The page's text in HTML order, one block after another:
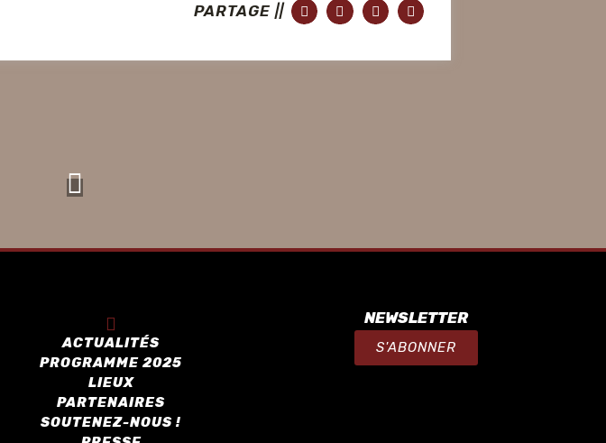
PARTAGE ||
ACTUALITÉS
PROGRAMME 2025
LIEUX
PARTENAIRES
SOUTENEZ-NOUS !
NEWSLETTER
S'ABONNER